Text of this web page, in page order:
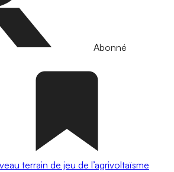
Abonné
terrain de jeu de l’agrivoltaïsme